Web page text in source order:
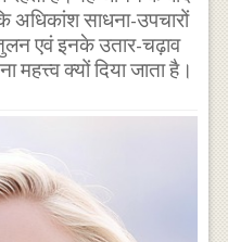
अधिकांश साधना-उपचारों
एवं इनके उतार-चढ़ाव
महत्त्व क्यों दिया जाता है।